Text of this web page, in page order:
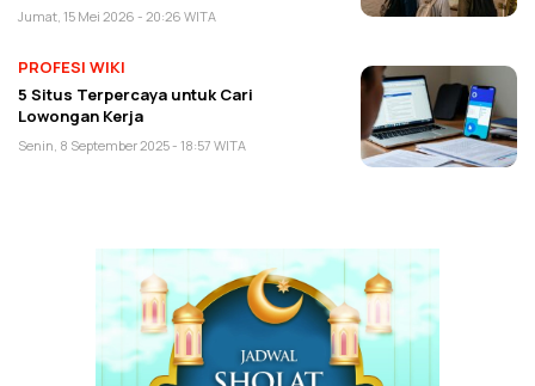
Jumat, 15 Mei 2026 - 20:26 WITA
PROFESI WIKI
5 Situs Terpercaya untuk Cari
Lowongan Kerja
Senin, 8 September 2025 - 18:57 WITA